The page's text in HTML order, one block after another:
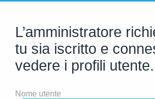
L’amministratore
tu sia iscritto e
vedere i profili utente.
Nome utente